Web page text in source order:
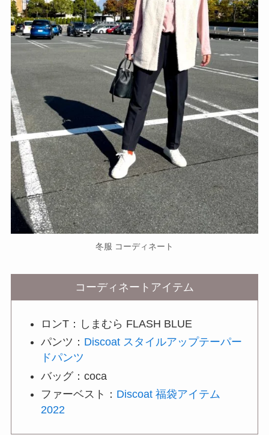
冬服 コーディネート
コーディネートアイテム
ロンT：しまむら FLASH BLUE
パンツ： Discoat スタイルアップテーパー
ドパンツ
バッグ：coca
ファーベスト： Discoat 福袋アイテム
2022